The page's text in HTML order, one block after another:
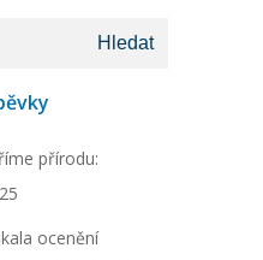
Hledat
přírodu:
ocenění